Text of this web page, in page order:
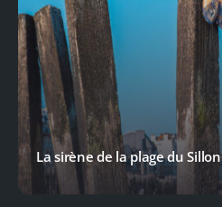
La sirène de la plage du Sillon